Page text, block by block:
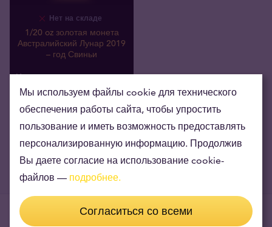
Нет на складе
1/20 oz золотая монета
Австралийский Лунар 2019
– год Свиньи
Мы покупаем 186,00 €
Мы используем файлы cookie для технического
обеспечения работы сайта, чтобы упростить
пользование и иметь возможность предоставлять
персонализированную информацию. Продолжив
Вы даете согласие на использование cookie-
файлов — подробнее.
Согласиться со всеми